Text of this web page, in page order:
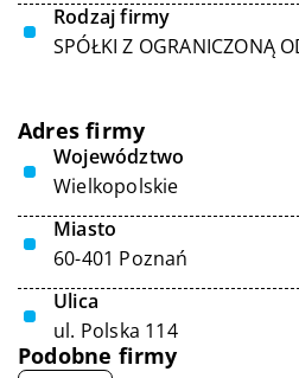
Rodzaj firmy
SPÓŁKI Z OGRANICZONĄ
Adres firmy
Województwo
Wielkopolskie
Miasto
60-401 Poznań
Ulica
ul. Polska 114
Podobne firmy